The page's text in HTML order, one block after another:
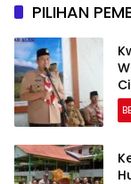
PILIHAN